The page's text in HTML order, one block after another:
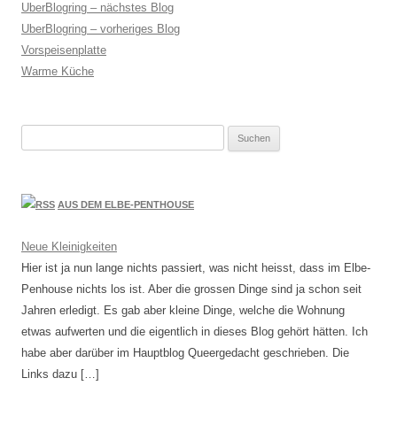
UberBlogring – nächstes Blog
UberBlogring – vorheriges Blog
Vorspeisenplatte
Warme Küche
AUS DEM ELBE-PENTHOUSE
Neue Kleinigkeiten
Hier ist ja nun lange nichts passiert, was nicht heisst, dass im Elbe-
Penhouse nichts los ist. Aber die grossen Dinge sind ja schon seit
Jahren erledigt. Es gab aber kleine Dinge, welche die Wohnung
etwas aufwerten und die eigentlich in dieses Blog gehört hätten. Ich
habe aber darüber im Hauptblog Queergedacht geschrieben. Die
Links dazu […]